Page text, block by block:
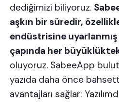
dediğimizi biliyoruz.
aşkın bir süredir,
endüstrisine
çapında her
oluyoruz. SabeeApp
yazıda daha önce
avantajları sağlar: